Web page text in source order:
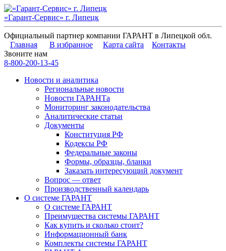
«Гарант-Сервис» г. Липецк
Официальный партнер компании ГАРАНТ в Липецкой обл.
Главная
В избранное Карта сайта
Контакты
Звоните нам
8-800-200-13-45
Новости и аналитика
Региональные новости
Новости ГАРАНТа
Мониторинг законодательства
Аналитические статьи
Документы
Конституция РФ
Кодексы РФ
Федеральные законы
Формы, образцы, бланки
Заказать интересующий документ
Вопрос — ответ
Производственный календарь
О системе ГАРАНТ
О системе ГАРАНТ
Преимущества системы ГАРАНТ
Как купить и сколько стоит?
Информационный банк
Комплекты системы ГАРАНТ